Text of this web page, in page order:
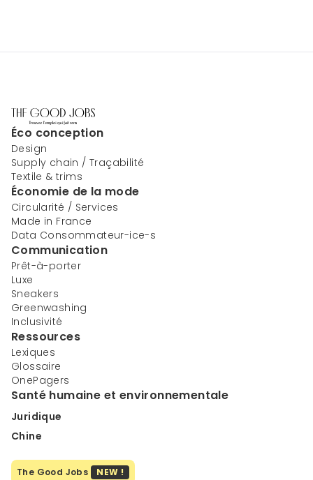
Éco conception
Design
Supply chain / Traçabilité
Textile & trims
Économie de la mode
Circularité / Services
Made in France
Data Consommateur-ice-s
Communication
Prêt-à-porter
Luxe
Sneakers
Greenwashing
Inclusivité
Ressources
Lexiques
Glossaire
OnePagers
Santé humaine et environnementale
Juridique
Chine
The Good Jobs NEW !